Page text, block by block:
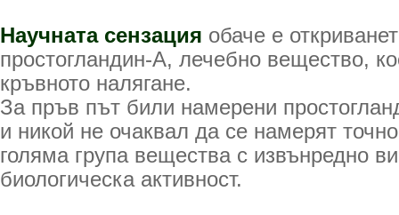
Научната сензация обаче е
простогландин-А, лечебно вещество,
кръвното налягане.
За пръв път били намерени
и никой не очаквал да се намерят
голяма група вещества с извънредно
биологическа активност.